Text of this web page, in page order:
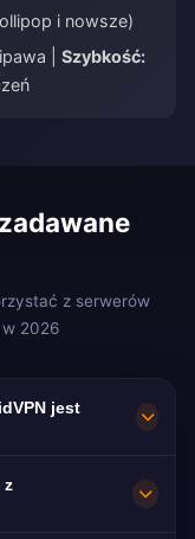
i nowsze)
| Szybkość:
z serwerów
2026
jest
opłat,
z